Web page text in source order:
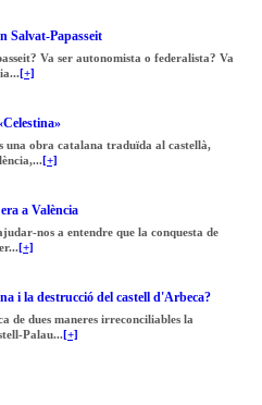
Salvat-Papasseit
Va ser autonomista o federalista? Va
[+]
una obra catalana traduïda al castellà,
[+]
a València
nos a entendre que la conquesta de
[+]
i la destrucció del castell d'Arbeca?
de dues maneres irreconciliables la
Palau...[+]